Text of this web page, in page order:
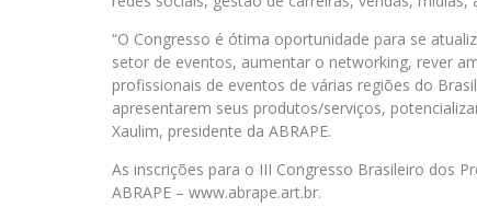
“O Congresso é ótima oportunidade para se
setor de eventos, aumentar o networking, rever
profissionais de eventos de várias regiões do
apresentarem seus produtos/serviços,
Xaulim, presidente da ABRAPE.
As inscrições para o III Congresso Brasileiro dos
ABRAPE – www.abrape.art.br.